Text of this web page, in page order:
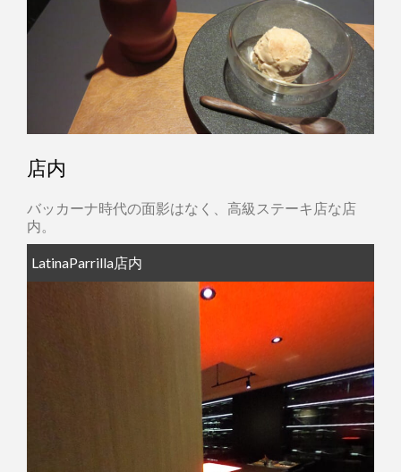
店内
バッカーナ時代の面影はなく、高級ステーキ店な店
内。
LatinaParrilla店内